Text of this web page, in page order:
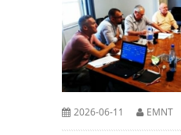
2026-06-11 EMNT